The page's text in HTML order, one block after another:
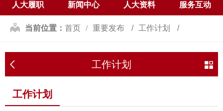
人大履职 新闻中心 人大资料 服务互动
当前位置： 首页 重要发布 工作计划
工作计划
工作计划